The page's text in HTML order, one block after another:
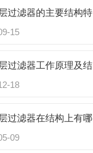
15
18
09